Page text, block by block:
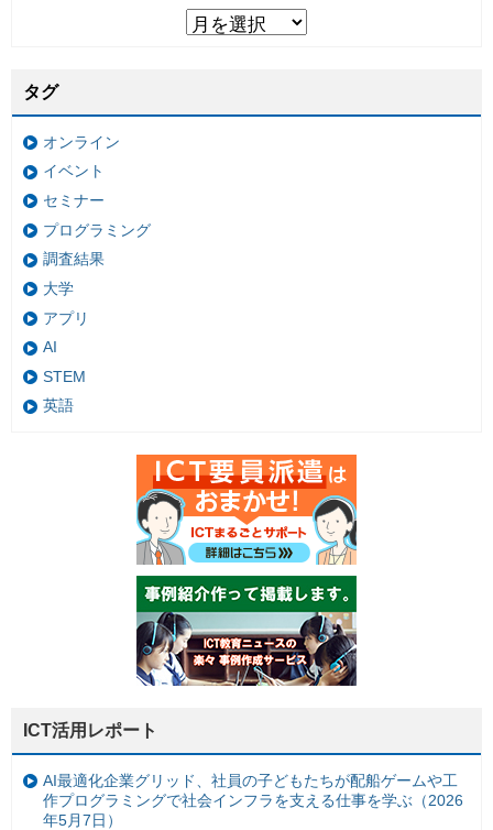
タグ
オンライン
イベント
セミナー
プログラミング
調査結果
大学
アプリ
AI
STEM
英語
ICT活用レポート
AI最適化企業グリッド、社員の子どもたちが配船ゲームや工
作プログラミングで社会インフラを支える仕事を学ぶ（2026
年5月7日）